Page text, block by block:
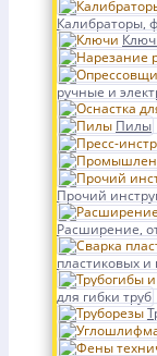
Калибраторы,
ручные и
Пилы
Прочий
Расширение,
пластиковых и
для гибки труб